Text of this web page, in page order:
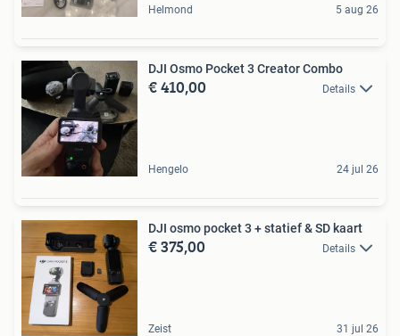
Helmond 5 aug 26
DJI Osmo Pocket 3 Creator Combo
€ 410,00 Details
Hengelo 24 jul 26
DJI osmo pocket 3 + statief & SD kaart
€ 375,00 Details
Zeist 31 jul 26